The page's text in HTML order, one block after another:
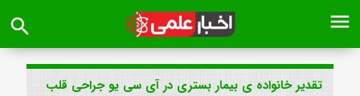
menu
search
تقدیر خانواده ی بیمار بستری در آی سی یو جراحی قلب